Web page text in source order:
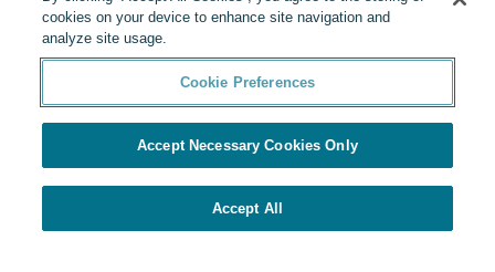
cookies on your device to enhance site navigation and
analyze site usage.
Cookie Preferences
Accept Necessary Cookies Only
Accept All